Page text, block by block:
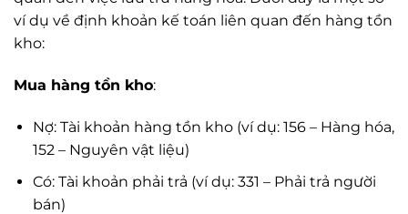
ví dụ về định khoản kế toán liên quan đến hàng tồn
kho:
Mua hàng tồn kho:
Nợ: Tài khoản hàng tồn kho (ví dụ: 156 – Hàng hóa,
152 – Nguyên vật liệu)
Có: Tài khoản phải trả (ví dụ: 331 – Phải trả người
bán)